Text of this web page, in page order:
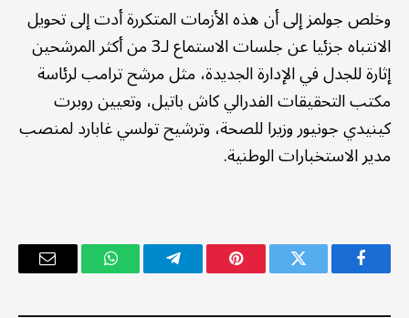
وخلص جولمز إلى أن هذه الأزمات المتكررة أدت إلى تحويل
الانتباه جزئيا عن جلسات الاستماع لـ3 من أكثر المرشحين
إثارة للجدل في الإدارة الجديدة، مثل مرشح ترامب لرئاسة
مكتب التحقيقات الفدرالي كاش باتيل، وتعيين روبرت
كينيدي جونيور وزيرا للصحة، وترشيح تولسي غابارد لمنصب
مدير الاستخبارات الوطنية.
فيسبوك تويتر بينتيريستتيلقرام واتساب
البريد